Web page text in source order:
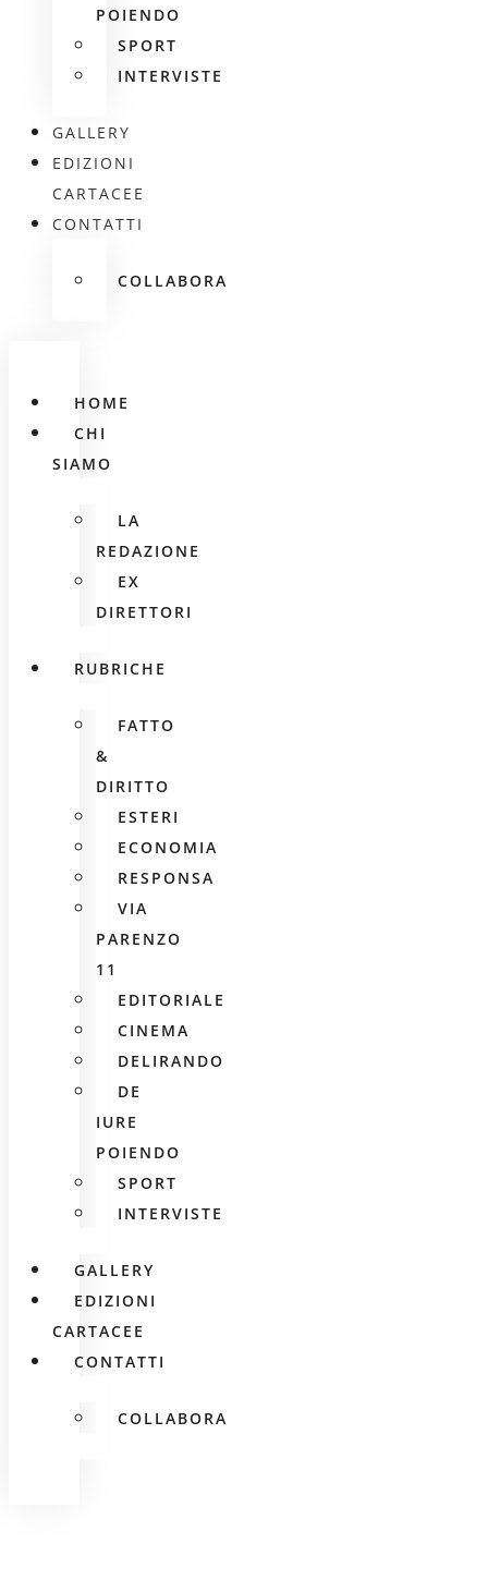
POIENDO
SPORT
INTERVISTE
GALLERY
EDIZIONI
CARTACEE
CONTATTI
COLLABORA
HOME
CHI
SIAMO
LA
REDAZIONE
EX
DIRETTORI
RUBRICHE
FATTO
&
DIRITTO
ESTERI
ECONOMIA
RESPONSA
VIA
PARENZO
11
EDITORIALE
CINEMA
DELIRANDO
DE
IURE
POIENDO
SPORT
INTERVISTE
GALLERY
EDIZIONI
CARTACEE
CONTATTI
COLLABORA